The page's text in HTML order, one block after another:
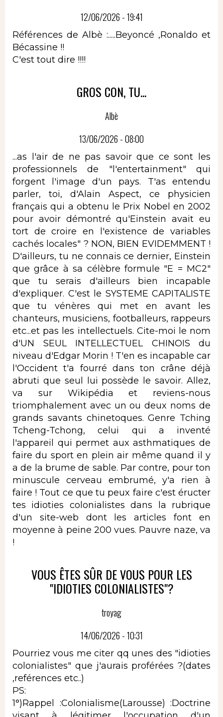
12/06/2026 - 19:41
Références de Albè :.....Beyoncé ,Ronaldo et
Bécassine !!
C'est tout dire !!!!
GROS CON, TU...
Albè
13/06/2026 - 08:00
...as l'air de ne pas savoir que ce sont les
professionnels de "l'entertainment" qui
forgent l'image d'un pays. T'as entendu
parler, toi, d'Alain Aspect, ce physicien
français qui a obtenu le Prix Nobel en 2002
pour avoir démontré qu'Einstein avait eu
tort de croire en l'existence de variables
cachés locales" ? NON, BIEN EVIDEMMENT !
D'ailleurs, tu ne connais ce dernier, Einstein
que grâce à sa célèbre formule "E = MC2"
que tu serais d'ailleurs bien incapable
d'expliquer. C'est le SYSTEME CAPITALISTE
que tu vénères qui met en avant les
chanteurs, musiciens, footballeurs, rappeurs
etc...et pas les intellectuels. Cite-moi le nom
d'UN SEUL INTELLECTUEL CHINOIS du
niveau d'Edgar Morin ! T'en es incapable car
l'Occident t'a fourré dans ton crâne déjà
abruti que seul lui possède le savoir. Allez,
va sur Wikipédia et reviens-nous
triomphalement avec un ou deux noms de
grands savants chinetoques. Genre Tching
Tcheng-Tchong, celui qui a inventé
l'appareil qui permet aux asthmatiques de
faire du sport en plein air même quand il y
a de la brume de sable. Par contre, pour ton
minuscule cerveau embrumé, y'a rien à
faire ! Tout ce que tu peux faire c'est éructer
tes idioties colonialistes dans la rubrique
d'un site-web dont les articles font en
moyenne à peine 200 vues. Pauvre naze, va
!
VOUS ÊTES SÛR DE VOUS POUR LES
"IDIOTIES COLONIALISTES"?
troyag
14/06/2026 - 10:31
Pourriez vous me citer qq unes des "idioties
colonialistes" que j'aurais proférées ?(dates
,reférences etc..)
PS:
1°)Rappel :Colonialisme(Larousse) :Doctrine